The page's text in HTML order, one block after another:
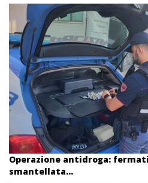
Operazione antidroga:
smantellata...